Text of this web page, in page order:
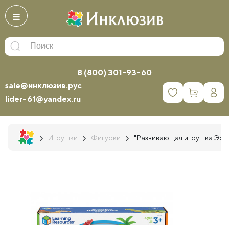
8 (800) 301-93-60
sale@инклюзив.рус
lider-61@yandex.ru
0
Игрушки Фигурки "Развивающая игрушка Эра